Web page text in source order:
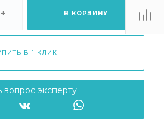
+ В КОРЗИНУ
В 1 КЛИК
вопрос эксперту